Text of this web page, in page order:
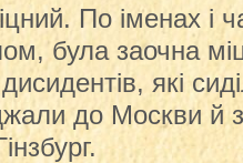
По іменах і
була заочна
які
до Москви й